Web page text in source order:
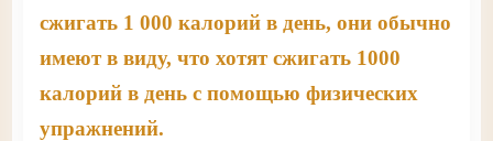
сжигать 1 000 калорий в день, они обычно
имеют в виду, что хотят сжигать 1000
калорий в день с помощью физических
упражнений.